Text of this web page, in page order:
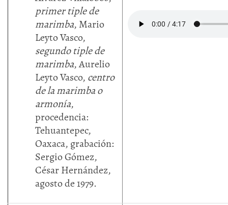
primer tiple de
marimba, Mario
Leyto Vasco,
segundo tiple de
marimba, Aurelio
Leyto Vasco, centro
de la marimba o
armonía,
procedencia:
Tehuantepec,
Oaxaca, grabación:
Sergio Gómez,
César Hernández,
agosto de 1979.